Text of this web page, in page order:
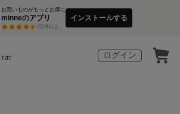
お買いものがもっとお得に
minneのアプリ
3万件以上
インストールする
ログイン